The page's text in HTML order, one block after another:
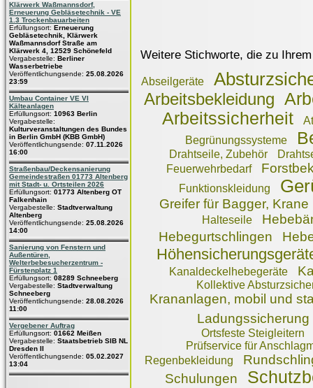
Klärwerk Waßmannsdorf,
Erneuerung Gebläsetechnik - VE
1.3 Trockenbauarbeiten
Erfüllungsort: Erneuerung
Gebläsetechnik, Klärwerk
Waßmannsdorf Straße am
Klärwerk 4, 12529 Schönefeld
Vergabestelle: Berliner
Wasserbetriebe
Veröffentlichungsende: 25.08.2026
23:59
Umbau Container VE VI
Kälteanlagen
Erfüllungsort: 10963 Berlin
Vergabestelle:
Kulturveranstaltungen des Bundes
in Berlin GmbH (KBB GmbH)
Veröffentlichungsende: 07.11.2026
16:00
Straßenbau/Deckensanierung
Gemeindestraßen 01773 Altenberg
mit Stadt- u. Ortsteilen 2026
Erfüllungsort: 01773 Altenberg OT
Falkenhain
Vergabestelle: Stadtverwaltung
Altenberg
Veröffentlichungsende: 25.08.2026
14:00
Sanierung von Fenstern und
Außentüren,
Welterbebesucherzentrum -
Fürstenplatz 1
Erfüllungsort: 08289 Schneeberg
Vergabestelle: Stadtverwaltung
Schneeberg
Veröffentlichungsende: 28.08.2026
11:00
Vergebener Auftrag
Erfüllungsort: 01662 Meißen
Vergabestelle: Staatsbetrieb SIB NL
Dresden II
Veröffentlichungsende: 05.02.2027
13:04
Weitere Stichworte, die zu
Abseilgeräte
Arbeitsbekleidung
Arbeitssicherheit
Begrünungssysteme
Drahtseile, Zubehör
Feuerwehrbedarf
Funktionskleidung
Greifer für Bagger, Krane
Halteseile
Hebegurtschlingen
Kanaldeckelhebegeräte
Kollektive
Krananlagen, mobil und
Ladungssicherung
Ortsfeste Steigleitern
Prüfservice für
Regenbekleidung
Schulungen